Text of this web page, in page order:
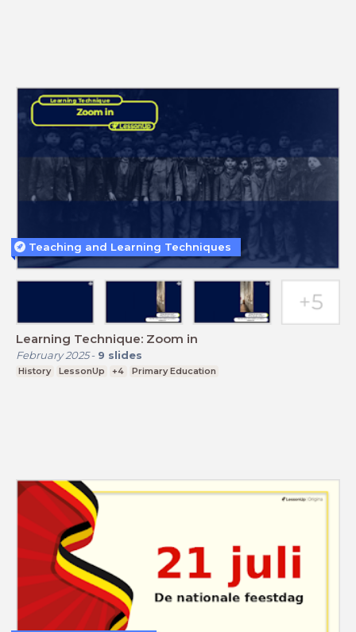
Learning Technique: Zoom in
February 2025- 9 slides
History LessonUp +4 Primary Education
Teaching and Learning Techniques